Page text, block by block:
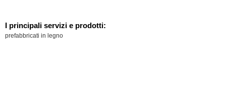
I principali servizi e prodotti:
prefabbricati in legno